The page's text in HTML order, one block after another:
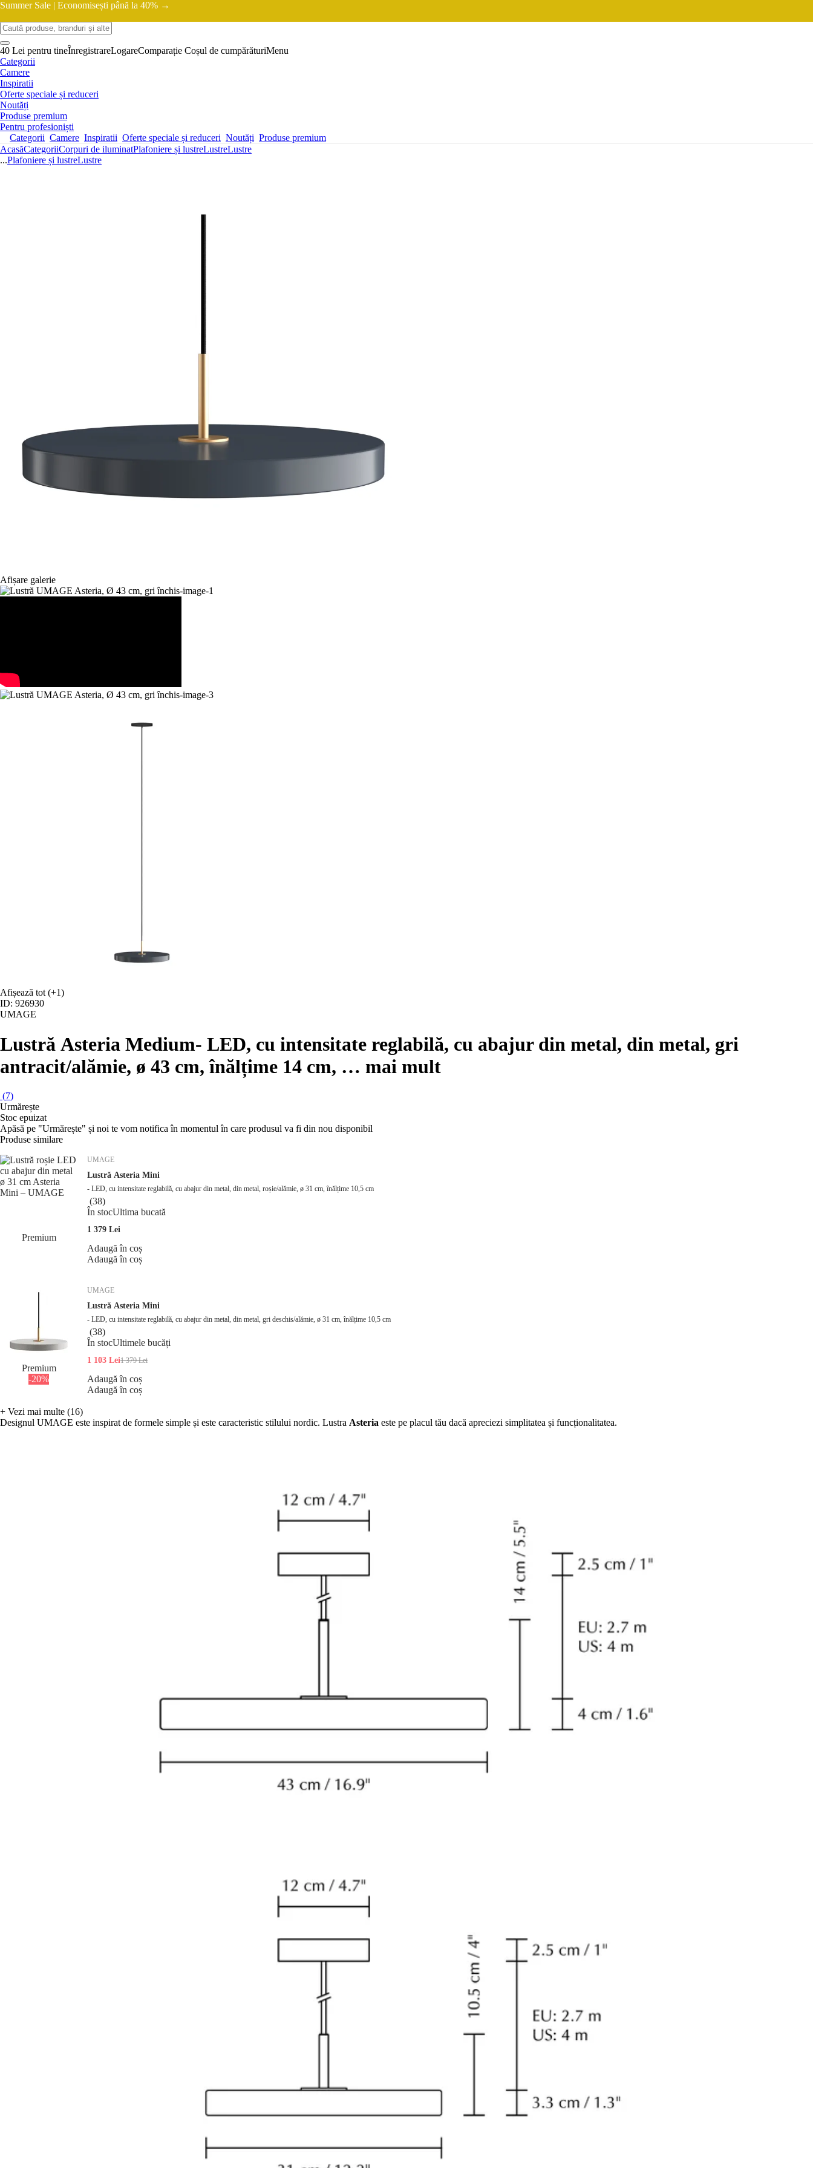
Summer Sale | Economisești până la 40% →
40 Lei pentru tineÎnregistrareLogareComparație Coșul de cumpărăturiMenu
Categorii
Camere
Inspiratii
Oferte speciale și reduceri
Noutăți
Produse premium
Pentru profesioniști
Categorii Camere Inspiratii Oferte speciale și reduceri Noutăți Produse premium
AcasăCategoriiCorpuri de iluminatPlafoniere și lustreLustreLustre
...Plafoniere și lustreLustre
Afișare galerie
Afișează tot (+1)
ID: 926930
UMAGE
Lustră Asteria Medium- LED, cu intensitate reglabilă, cu abajur din metal, din metal, gri
antracit/alămie, ø 43 cm, înălțime 14 cm, … mai mult
(7)
Urmărește
Stoc epuizat
Apăsă pe "Urmărește" și noi te vom notifica în momentul în care produsul va fi din nou disponibil
Produse similare
Premium
UMAGE
Lustră Asteria Mini
- LED, cu intensitate reglabilă, cu abajur din metal, din metal, roșie/alămie, ø 31 cm, înălțime 10,5 cm
(38)
În stocUltima bucată
1 379 Lei
Adaugă în coș
Adaugă în coș
Premium
-20%
UMAGE
Lustră Asteria Mini
- LED, cu intensitate reglabilă, cu abajur din metal, din metal, gri deschis/alămie, ø 31 cm, înălțime 10,5 cm
(38)
În stocUltimele bucăți
1 103 Lei1 379 Lei
Adaugă în coș
Adaugă în coș
+ Vezi mai multe (16)
Designul UMAGE este inspirat de formele simple și este caracteristic stilului nordic. Lustra Asteria este pe placul tău dacă apreciezi simplitatea și funcționalitatea.